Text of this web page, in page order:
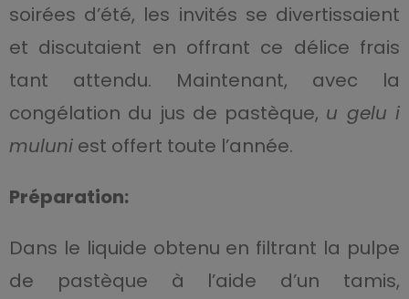
soirées d’été, les invités se divertissaient
et discutaient en offrant ce délice frais
tant attendu. Maintenant, avec la
congélation du jus de pastèque, u gelu i
muluniest offert toute l’année.
Préparation:
Dans le liquide obtenu en filtrant la pulpe
de pastèque à l’aide d’un tamis,